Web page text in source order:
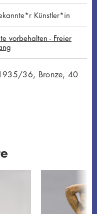
Künstler*in
vorbehalten - Freier
36, Bronze, 40